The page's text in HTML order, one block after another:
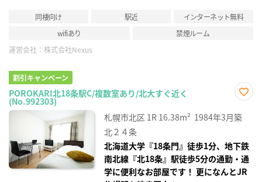
同棲向け 駅近
インターネット無料
wifiあり
禁煙ルーム
運営会社： 株式会社Nexus
割引キャンペーン
POROKARI北18条駅C/複数室あり/北大すぐ近く
(No.992303)
に入
り登
札幌市北区 1R 16.38m² 1984年3月築
北２４条
北海道大学『18条門』徒歩1分、地下鉄
南北線『北18条』駅徒歩5分の通勤・通
学に便利なお部屋です！ 更になんとJR